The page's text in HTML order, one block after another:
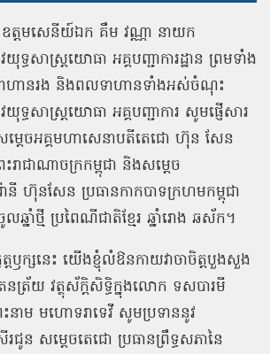
ឧត្តមសេនីយ៍ឯក គឹម វណ្ណា នាយក
ទ្ធសាស្ត្រយោធា អគ្គបញ្ជាការដ្ឋាន ព្រមទាំង
ហានរង និងពលទាហានទាំងអស់ចំណុះ
ទ្ធសាស្ត្រយោធា អគ្គបញ្ជាការ សូមផ្ញើសារ
ដេចអគ្គមហាសេនាបតីតេជោ ហ៊ុន សែន
ះរាជាណាចក្រកម្ពុជា និងសម្ដេច
ានី ហ៊ុនសែន ប្រធានកាកបាទក្រហមកម្ពុជា
នាំថ្មី ប្រពៃណីជាតិខ្មែរ ឆ្នាំរោង ឆស័ក។
តឫក្សនេះ យើងខ្ញុំលំឱនកាយវាចាចិត្តបួងសួង
រ័យ វត្ថុស័ក្ដិសិទ្ធិក្នុងលោក ទសបារមី
ព្រះនាម មហោទរាទេវី សូមប្រទាននូវ
ជូន សម្ដេចតេជោ ប្រធានព្រឹទ្ធសភានៃ